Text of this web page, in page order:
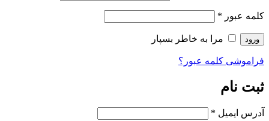
کلمه عبور *
ورود مرا به خاطر بسپار
فراموشی کلمه عبور؟
ثبت نام
آدرس ایمیل *